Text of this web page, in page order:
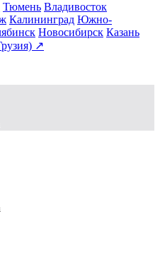
Тюмень Владивосток
Калининград Южно-
Новосибирск Казань
↗